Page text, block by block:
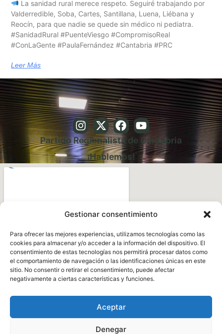
Gestionar consentimiento
Para ofrecer las mejores experiencias, utilizamos tecnologías como las
cookies para almacenar y/o acceder a la información del dispositivo. El
consentimiento de estas tecnologías nos permitirá procesar datos como
el comportamiento de navegación o las identificaciones únicas en este
sitio. No consentir o retirar el consentimiento, puede afectar
negativamente a ciertas características y funciones.
Aceptar
Denegar
La sanidad rural merece respeto. Seguiré trabajando por
Valderredible, Soba, Cartes, Santillana, Luena, Liébana y
Reocín, para que nadie se quede sin médico ni pediatra.
#SanidadRural #PuenteViesgo #CompromisoReal
#ConLaGente #PaulaFernández #Cantabria #PRC
Leer Más
Partido Regionalista de Cantabria
¡Hablemos!